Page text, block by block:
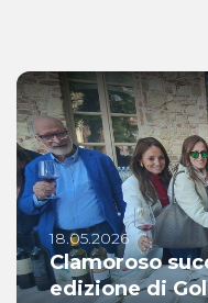
18.05.2026
Clamoroso
edizione di